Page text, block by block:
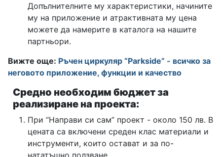
Допълнителните му характеристики, начините
му на приложение и атрактивната му цена
можете да намерите в каталога на нашите
партньори.
Вижте още: Ръчен циркуляр “Parkside” - всичко за
неговото приложение, функции и качество
Средно необходим бюджет за
реализиране на проекта:
При “Направи си сам” проект - около 150 лв. В
цената са включени среден клас материали и
инструменти, които остават и за по-